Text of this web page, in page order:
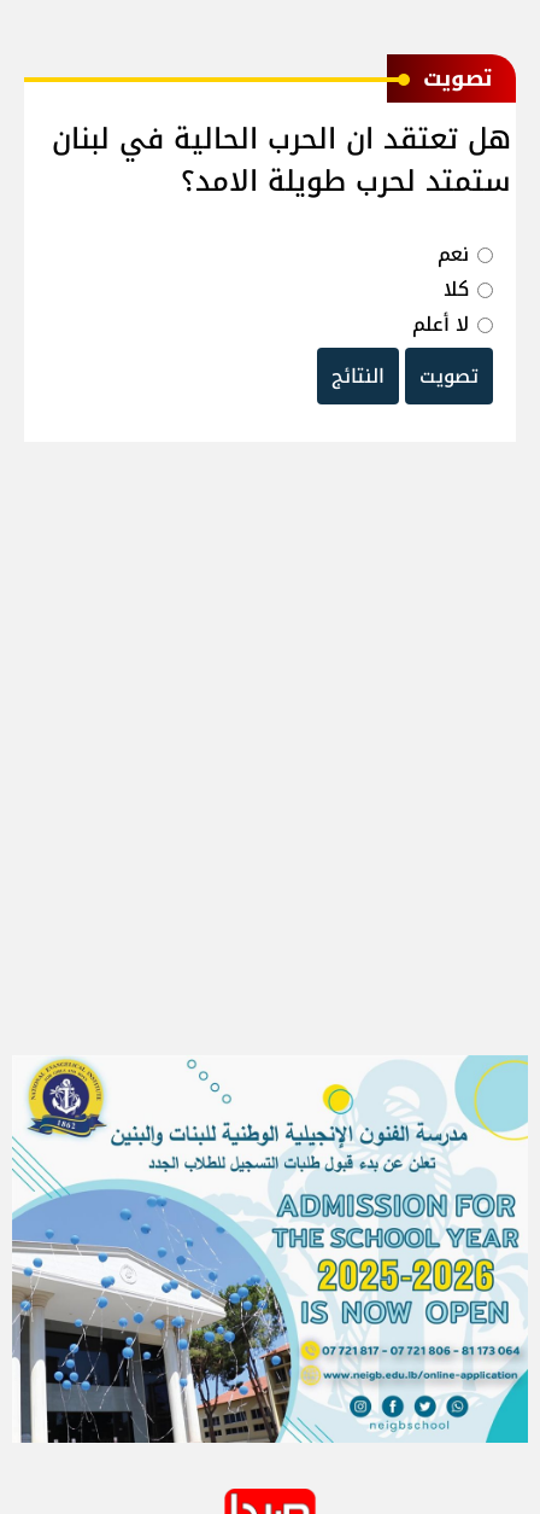
ﺗﺼﻮﻳﺖ
هل تعتقد ان الحرب الحالية في لبنان
ستمتد لحرب طويلة الامد؟
نعم
كلا
لا أعلم
تصويت
النتائج